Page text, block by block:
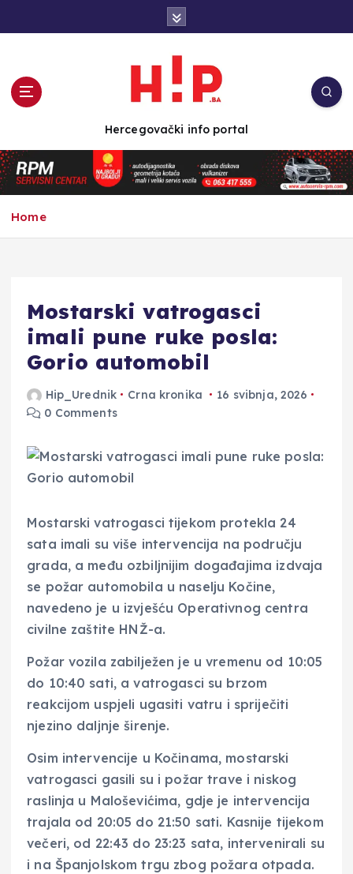
n
t
e
Hercegovački info portal
Home
Mostarski vatrogasci
imali pune ruke posla:
Gorio automobil
Hip_Urednik Crna kronika
16 svibnja, 2026
0 Comments
Mostarski vatrogasci tijekom protekla 24
sata imali su više intervencija na području
grada, a među ozbiljnijim događajima izdvaja
se požar automobila u naselju Kočine,
navedeno je u izvješću Operativnog centra
civilne zaštite HNŽ-a.
Požar vozila zabilježen je u vremenu od 10:05
do 10:40 sati, a vatrogasci su brzom
reakcijom uspjeli ugasiti vatru i spriječiti
njezino daljnje širenje.
Osim intervencije u Kočinama, mostarski
vatrogasci gasili su i požar trave i niskog
raslinja u Maloševićima, gdje je intervencija
trajala od 20:05 do 21:50 sati. Kasnije tijekom
večeri, od 22:43 do 23:23 sata, intervenirali su
i na Španjolskom trgu zbog požara otpada.